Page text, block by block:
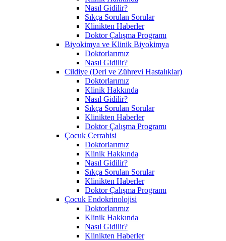
Nasıl Gidilir?
Sıkça Sorulan Sorular
Klinikten Haberler
Doktor Çalışma Programı
Biyokimya ve Klinik Biyokimya
Doktorlarımız
Nasıl Gidilir?
Cildiye (Deri ve Zührevi Hastalıklar)
Doktorlarımız
Klinik Hakkında
Nasıl Gidilir?
Sıkça Sorulan Sorular
Klinikten Haberler
Doktor Çalışma Programı
Çocuk Cerrahisi
Doktorlarımız
Klinik Hakkında
Nasıl Gidilir?
Sıkça Sorulan Sorular
Klinikten Haberler
Doktor Çalışma Programı
Çocuk Endokrinolojisi
Doktorlarımız
Klinik Hakkında
Nasıl Gidilir?
Klinikten Haberler